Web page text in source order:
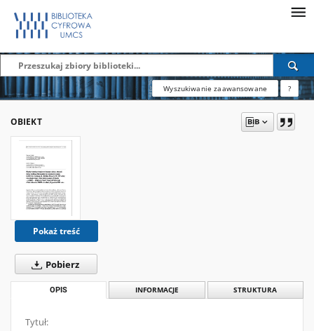
Wyszukiwanie zaawansowane ?
OBIEKT
Pokaż treść
Pobierz
OPIS INFORMACJE STRUKTURA
Tytuł: